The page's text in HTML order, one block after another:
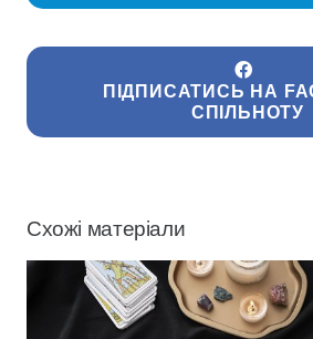
ПІДПИСАТИСЬ НА
СПІЛЬНОТУ
Схожі матеріали